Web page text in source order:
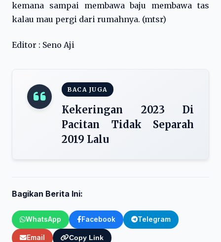
kemana sampai membawa baju membawa tas
kalau mau pergi dari rumahnya. (mtsr)
Editor : Seno Aji
BACA JUGA
Kekeringan 2023 Di
Pacitan Tidak Separah
2019 Lalu
Bagikan Berita Ini:
WhatsApp Facebook Telegram
Email Copy Link